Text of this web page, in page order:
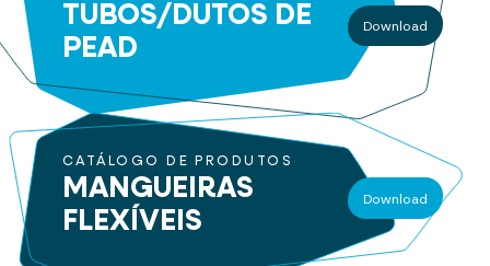
TUBOS/DUTOS DE
PEAD
Download
CATÁLOGO DE PRODUTOS
MANGUEIRAS
FLEXÍVEIS
Download